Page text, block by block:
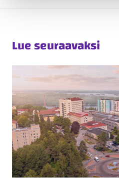
Lue seuraavaksi